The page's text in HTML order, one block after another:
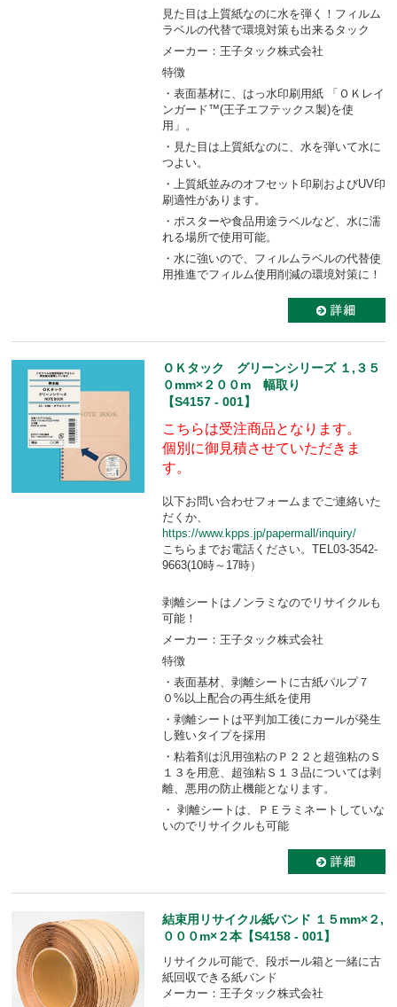
見た目は上質紙なのに水を弾く！フィルム
ラベルの代替で環境対策も出来るタック
メーカー：王子タック株式会社
特徴
・表面基材に、はっ水印刷用紙 「ＯＫレイ
ンガード™(王子エフテックス製)を使
用」。
・見た目は上質紙なのに、水を弾いて水に
つよい。
・上質紙並みのオフセット印刷およびUV印
刷適性があります。
・ポスターや食品用途ラベルなど、水に濡
れる場所で使用可能。
・水に強いので、フィルムラベルの代替使
用推進でフィルム使用削減の環境対策に！
ＯＫタック グリーンシリーズ １,３５
０mm×２００m 幅取り
【S4157 - 001】
こちらは受注商品となります。
個別に御見積させていただきま
す。
以下お問い合わせフォームまでご連絡いた
だくか、
https://www.kpps.jp/papermall/inquiry/
こちらまでお電話ください。TEL03-3542-
9663(10時～17時）
剥離シートはノンラミなのでリサイクルも
可能！
メーカー：王子タック株式会社
特徴
・表面基材、剥離シートに古紙パルプ７
０%以上配合の再生紙を使用
・剥離シートは平判加工後にカールが発生
し難いタイプを採用
・粘着剤は汎用強粘のＰ２２と超強粘のＳ
１３を用意、超強粘Ｓ１３品については剥
離、悪用の防止機能となります。
・ 剥離シートは、ＰＥラミネートしていな
いのでリサイクルも可能
結束用リサイクル紙バンド １５mm×２,
０００m×２本【S4158 - 001】
リサイクル可能で、段ボール箱と一緒に古
紙回収できる紙バンド
メーカー：王子タック株式会社